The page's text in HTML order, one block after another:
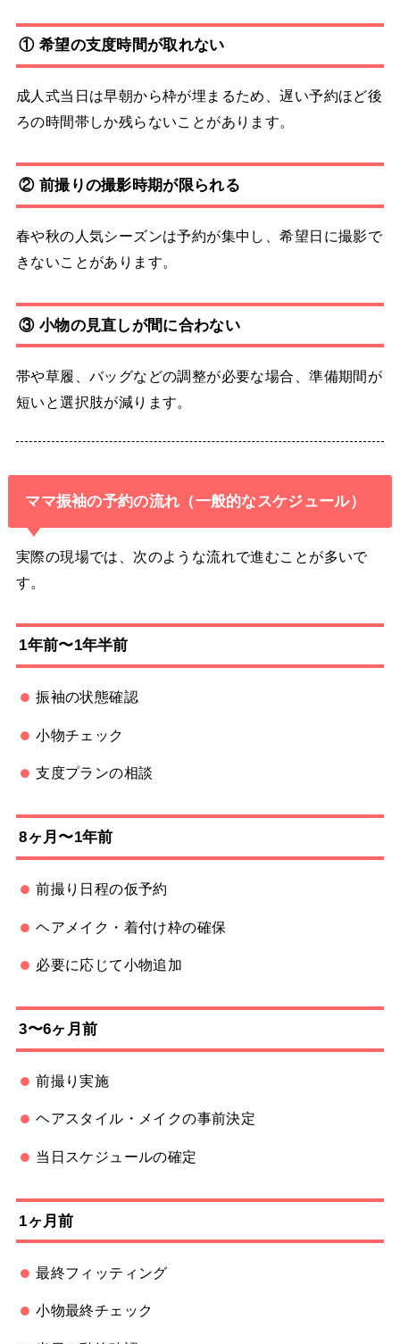
① 希望の支度時間が取れない
成人式当日は早朝から枠が埋まるため、遅い予約ほど後
ろの時間帯しか残らないことがあります。
② 前撮りの撮影時期が限られる
春や秋の人気シーズンは予約が集中し、希望日に撮影で
きないことがあります。
③ 小物の見直しが間に合わない
帯や草履、バッグなどの調整が必要な場合、準備期間が
短いと選択肢が減ります。
ママ振袖の予約の流れ（一般的なスケジュール）
実際の現場では、次のような流れで進むことが多いで
す。
1年前〜1年半前
振袖の状態確認
小物チェック
支度プランの相談
8ヶ月〜1年前
前撮り日程の仮予約
ヘアメイク・着付け枠の確保
必要に応じて小物追加
3〜6ヶ月前
前撮り実施
ヘアスタイル・メイクの事前決定
当日スケジュールの確定
1ヶ月前
最終フィッティング
小物最終チェック